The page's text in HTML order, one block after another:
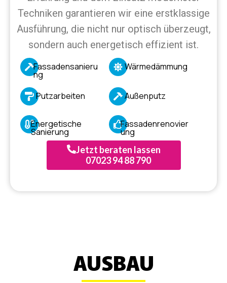
Techniken garantieren wir eine erstklassige
Ausführung, die nicht nur optisch überzeugt,
sondern auch energetisch effizient ist.
Fassadensanieru
ng
Wärmedämmung
Putzarbeiten Außenputz
Energetische
Sanierung
Fassadenrenovier
ung
Jetzt beraten lassen
07023 94 88 790
AUSBAU